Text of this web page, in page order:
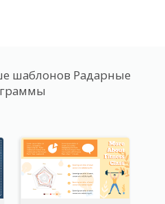
шаблонов Радарные